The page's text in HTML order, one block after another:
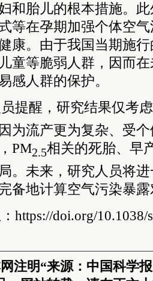
和胎儿的根本措施。
等在孕期加强个体空
康。由于我国当期施
童等脆弱人群，因而
感人群的保护。
提醒，研究结果仅考
为流产更为复杂、受
PM2.5相关的死胎、早
。未来，研究人员将
备地计算空气污染暴
https://doi.org/10.1038/
注明“来源：中国科学